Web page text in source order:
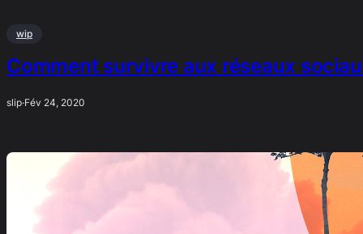
wip
Comment survivre aux réseaux
slip·Fév 24, 2020